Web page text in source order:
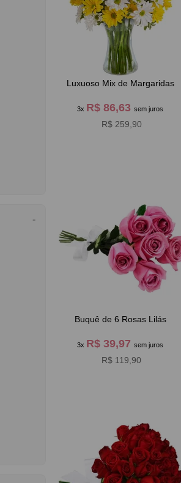
Luxuoso Mix de Margaridas
3x R$ 86,63sem juros
R$ 259,90
Buquê de 6 Rosas Lilás
3x R$ 39,97sem juros
R$ 119,90